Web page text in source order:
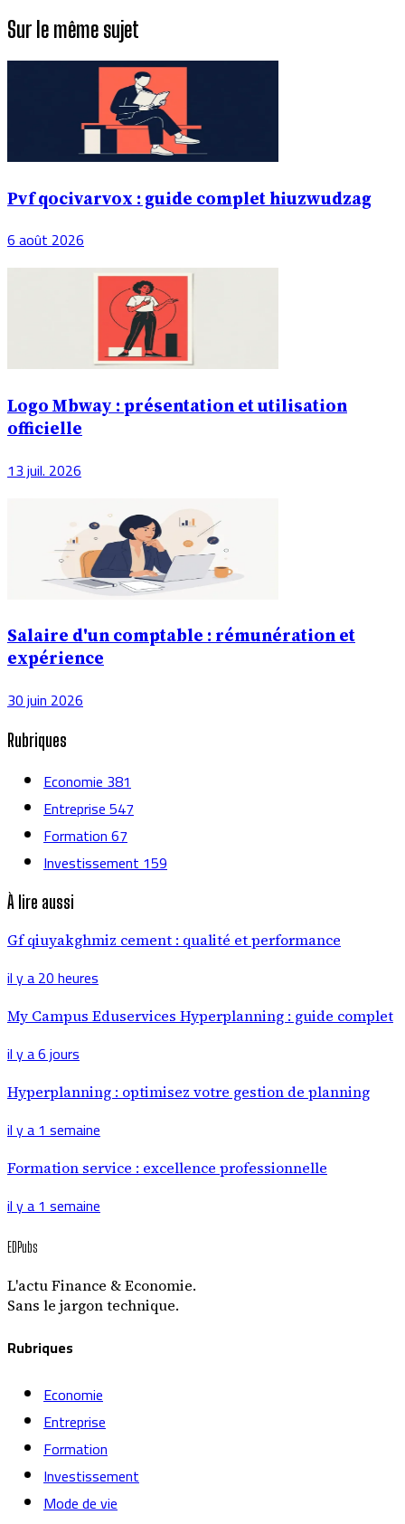
Sur le même sujet
Pvf qocivarvox : guide complet hiuzwudzag
6 août 2026
Logo Mbway : présentation et utilisation
officielle
13 juil. 2026
Salaire d'un comptable : rémunération et
expérience
30 juin 2026
Rubriques
Economie381
Entreprise547
Formation67
Investissement159
À lire aussi
Gf qiuyakghmiz cement : qualité et performance
il y a 20 heures
My Campus Eduservices Hyperplanning : guide complet
il y a 6 jours
Hyperplanning : optimisez votre gestion de planning
il y a 1 semaine
Formation service : excellence professionnelle
il y a 1 semaine
EDPubs
L'actu Finance & Economie.
Sans le jargon technique.
Rubriques
Economie
Entreprise
Formation
Investissement
Mode de vie